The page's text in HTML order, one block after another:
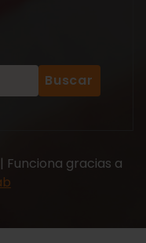
Funciona gracias a